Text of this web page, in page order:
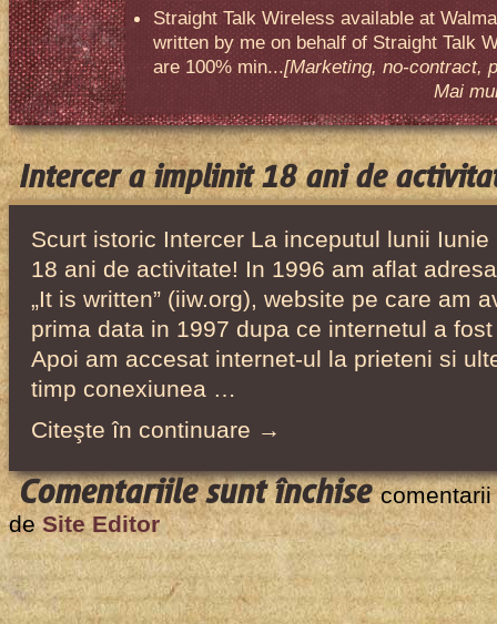
Straight Talk Wireless available at
written by me on behalf of Straight Talk
are 100% min...[Marketing, no-contract,
Mai
Intercer a implinit 18 ani de
Scurt istoric Intercer La inceputul lunii
18 ani de activitate! In 1996 am aflat
„It is written” (iiw.org), website pe care am
prima data in 1997 dupa ce internetul a
Apoi am accesat internet-ul la prieteni si
timp conexiunea …
Citeşte în continuare →
Comentariile sunt închisepentru
Intercer
a
implinit
18
de Site Editor